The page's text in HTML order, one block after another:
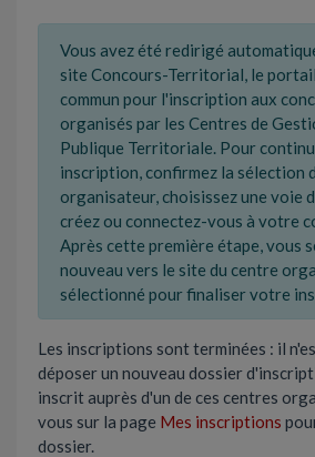
Vous avez été redirigé
site Concours-Territorial, le
commun pour l'inscription aux
organisés par les Centres de
Publique Territoriale. Pour
inscription, confirmez la sélection
organisateur, choisissez une voie
créez ou connectez-vous à votre
Après cette première étape, vous
nouveau vers le site du centre
sélectionné pour finaliser votre
Les inscriptions sont terminées : il
déposer un nouveau dossier
inscrit auprès d'un de ces centres
vous sur la page Mes inscriptions
dossier.